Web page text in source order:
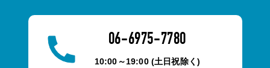
06-6975-7780
10:00～19:00 (土日祝除く)